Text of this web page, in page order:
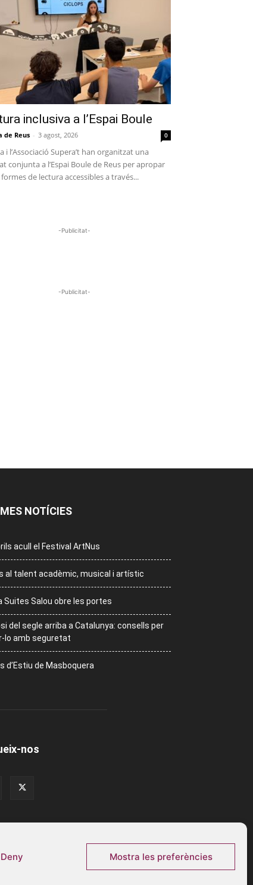
Deny Mostra les preferències
inclusiva a l’Espai Boule
de Reus - 3 agost, 2026 0
i l’Associació Supera’t han organitzat una
conjunta a l’Espai Boule de Reus per apropar
de lectura accessibles a través...
-Publicitat-
-Publicitat-
NOTÍCIES
acull el Festival ArtNus
al talent acadèmic, musical i artístic
Suites Salou obre les portes
del segle arriba a Catalunya: consells per
lo amb seguretat
d’Estiu de Masboquera
nos